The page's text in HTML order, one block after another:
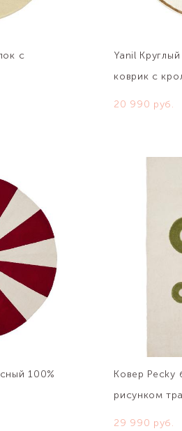
с
Yanil
коврик с
20 990 pуб.
100%
Ковер Pecky
рисунком
29 990 pуб.